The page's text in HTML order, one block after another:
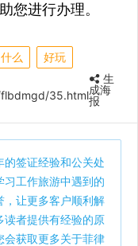
您进行办理。
什么
好玩
35.html
生
成海
报
的签证经验和公关处
工作旅游中遇到的
，让更多客户顺利解
读者提供有经验的原
会获取更多关于菲律